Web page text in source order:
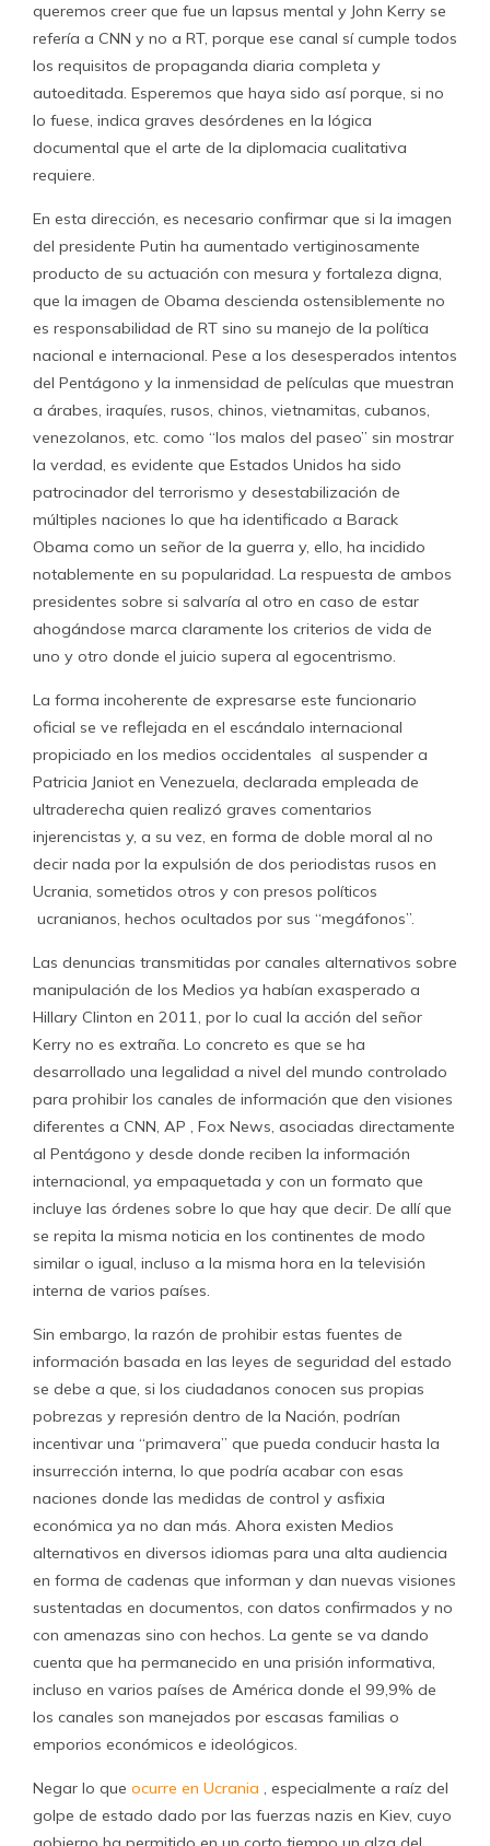
queremos creer que fue un lapsus mental y John Kerry se
refería a CNN y no a RT, porque ese canal sí cumple todos
los requisitos de propaganda diaria completa y
autoeditada. Esperemos que haya sido así porque, si no
lo fuese, indica graves desórdenes en la lógica
documental que el arte de la diplomacia cualitativa
requiere.
En esta dirección, es necesario confirmar que si la imagen
del presidente Putin ha aumentado vertiginosamente
producto de su actuación con mesura y fortaleza digna,
que la imagen de Obama descienda ostensiblemente no
es responsabilidad de RT sino su manejo de la política
nacional e internacional. Pese a los desesperados intentos
del Pentágono y la inmensidad de películas que muestran
a árabes, iraquíes, rusos, chinos, vietnamitas, cubanos,
venezolanos, etc. como “los malos del paseo” sin mostrar
la verdad, es evidente que Estados Unidos ha sido
patrocinador del terrorismo y desestabilización de
múltiples naciones lo que ha identificado a Barack
Obama como un señor de la guerra y, ello, ha incidido
notablemente en su popularidad. La respuesta de ambos
presidentes sobre si salvaría al otro en caso de estar
ahogándose marca claramente los criterios de vida de
uno y otro donde el juicio supera al egocentrismo.
La forma incoherente de expresarse este funcionario
oficial se ve reflejada en el escándalo internacional
propiciado en los medios occidentales al suspender a
Patricia Janiot en Venezuela, declarada empleada de
ultraderecha quien realizó graves comentarios
injerencistas y, a su vez, en forma de doble moral al no
decir nada por la expulsión de dos periodistas rusos en
Ucrania, sometidos otros y con presos políticos
ucranianos, hechos ocultados por sus “megáfonos”.
Las denuncias transmitidas por canales alternativos sobre
manipulación de los Medios ya habían exasperado a
Hillary Clinton en 2011, por lo cual la acción del señor
Kerry no es extraña. Lo concreto es que se ha
desarrollado una legalidad a nivel del mundo controlado
para prohibir los canales de información que den visiones
diferentes a CNN, AP , Fox News, asociadas directamente
al Pentágono y desde donde reciben la información
internacional, ya empaquetada y con un formato que
incluye las órdenes sobre lo que hay que decir. De allí que
se repita la misma noticia en los continentes de modo
similar o igual, incluso a la misma hora en la televisión
interna de varios países.
Sin embargo, la razón de prohibir estas fuentes de
información basada en las leyes de seguridad del estado
se debe a que, si los ciudadanos conocen sus propias
pobrezas y represión dentro de la Nación, podrían
incentivar una “primavera” que pueda conducir hasta la
insurrección interna, lo que podría acabar con esas
naciones donde las medidas de control y asfixia
económica ya no dan más. Ahora existen Medios
alternativos en diversos idiomas para una alta audiencia
en forma de cadenas que informan y dan nuevas visiones
sustentadas en documentos, con datos confirmados y no
con amenazas sino con hechos. La gente se va dando
cuenta que ha permanecido en una prisión informativa,
incluso en varios países de América donde el 99,9% de
los canales son manejados por escasas familias o
emporios económicos e ideológicos.
Negar lo que ocurre en Ucrania , especialmente a raíz del
golpe de estado dado por las fuerzas nazis en Kiev, cuyo